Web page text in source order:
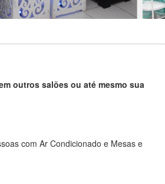
outros salões ou até mesmo sua
com Ar Condicionado e Mesas e